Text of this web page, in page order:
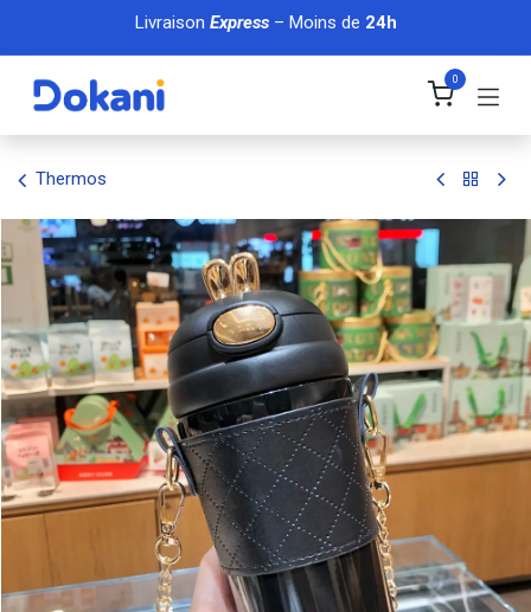
Se rendre au contenu
Livraison Express– Moins de 24h
0
Thermos